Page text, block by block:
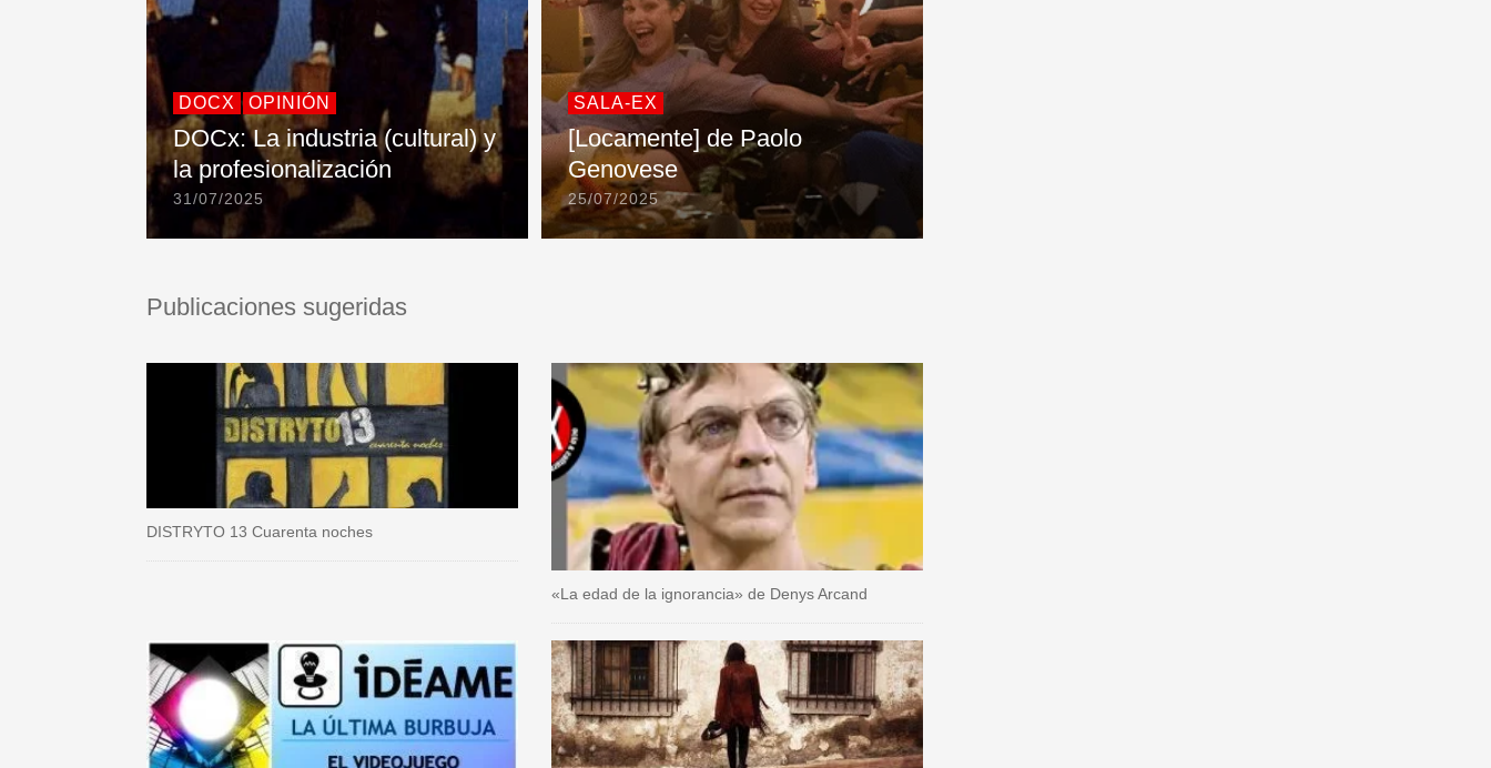
DOCX OPINIÓN
DOCx: La industria (cultural) y
la profesionalización
31/07/2025
SALA-EX
[Locamente] de Paolo
Genovese
25/07/2025
Publicaciones sugeridas
DISTRYTO 13 Cuarenta noches
«La edad de la ignorancia» de Denys Arcand